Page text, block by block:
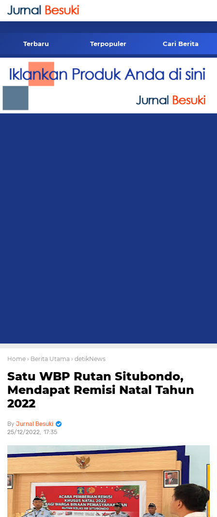
-->
Terbaru Terpopuler Cari Berita
Home › Berita Utama › detikNews
Satu WBP Rutan Situbondo,
Mendapat Remisi Natal Tahun
2022
Jurnal Besuki
25/12/2022 17:35